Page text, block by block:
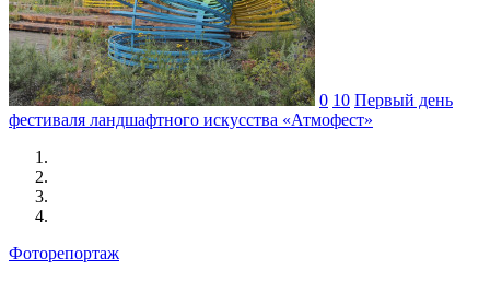
0 10 Первый день
фестиваля ландшафтного искусства «Атмофест»
Фоторепортаж